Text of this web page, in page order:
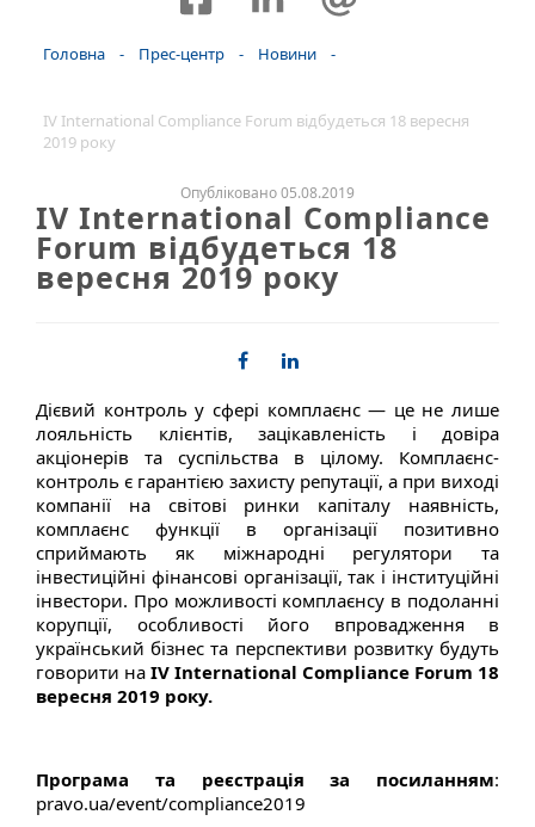
Головна - Прес-центр - Новини -
IV International Compliance Forum відбудеться 18 вересня
2019 року
Опубліковано 05.08.2019
IV International Compliance
Forum відбудеться 18
вересня 2019 року
Дієвий контроль у сфері комплаєнс — це не лише
лояльність клієнтів, зацікавленість і довіра
акціонерів та суспільства в цілому. Комплаєнс-
контроль є гарантією захисту репутації, а при виході
компанії на світові ринки капіталу наявність,
комплаєнс функції в організації позитивно
сприймають як міжнародні регулятори та
інвестиційні фінансові організації, так і інституційні
інвестори. Про можливості комплаєнсу в подоланні
корупції, особливості його впровадження в
український бізнес та перспективи розвитку будуть
говорити на IV International Compliance Forum 18
вересня 2019 року.
Програма та реєстрація за посиланням:
pravo.ua/event/compliance2019